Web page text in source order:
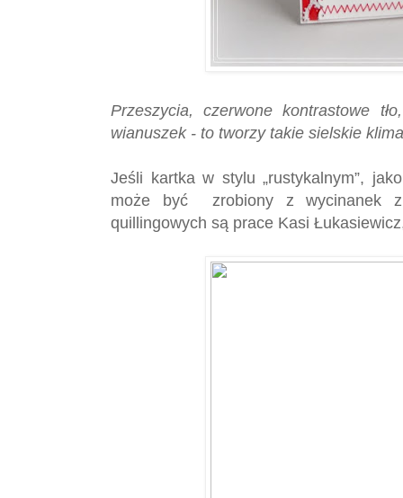
Przeszycia, czerwone kontrastowe
wianuszek - to tworzy takie sielskie
Jeśli kartka w stylu „rustykalnym”,
może być zrobiony z wycinanek z
quillingowych są prace Kasi